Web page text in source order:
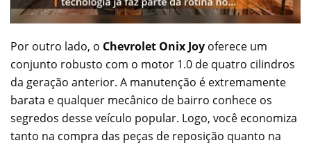
Por outro lado, o Chevrolet Onix Joy oferece um
conjunto robusto com o motor 1.0 de quatro cilindros
da geração anterior. A manutenção é extremamente
barata e qualquer mecânico de bairro conhece os
segredos desse veículo popular. Logo, você economiza
tanto na compra das peças de reposição quanto na